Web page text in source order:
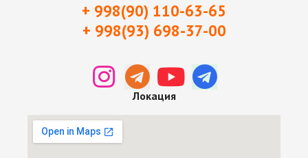
+ 998(90) 110-63-65
+ 998(93) 698-37-00
Локация